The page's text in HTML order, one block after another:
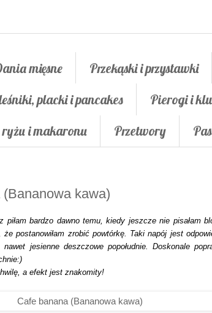
mięsne
Przekąski i przystawki
placki i pancakes
Pierogi i
i makaronu Przetwory
kawa)
piłam bardzo dawno temu, kiedy jeszcze nie pisałam
że postanowiłam zrobić powtórkę. Taki napój jest
jesienne deszczowe popołudnie. Doskonale
a efekt jest znakomity!